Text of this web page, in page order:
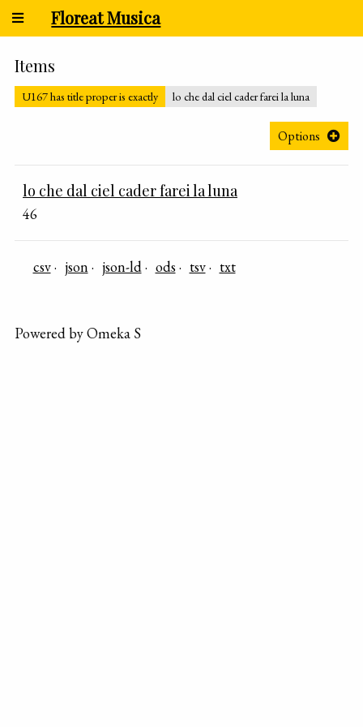
Floreat Musica
Items
U167 has title proper is exactly lo che dal ciel cader farei la luna
Options
lo che dal ciel cader farei la luna
46
csv json json-ld ods tsv txt
Powered by Omeka S